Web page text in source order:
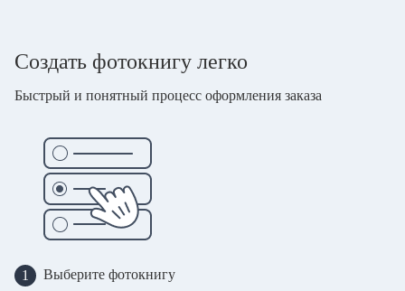
Создать фотокнигу легко
Быстрый и понятный процесс оформления заказа
1 Выберите фотокнигу